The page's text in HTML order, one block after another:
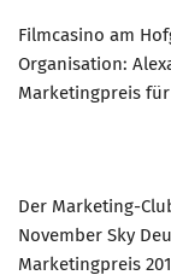
Filmcasino am
Organisation:
Marketingpreis
Der Marketing-
November Sky
Marketingpreis